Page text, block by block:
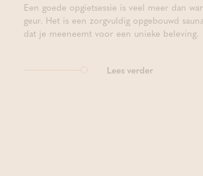
Een goede opgietsessie is veel meer dan
geur. Het is een zorgvuldig opgebouwd
dat je meeneemt voor een unieke beleving.
Lees verder